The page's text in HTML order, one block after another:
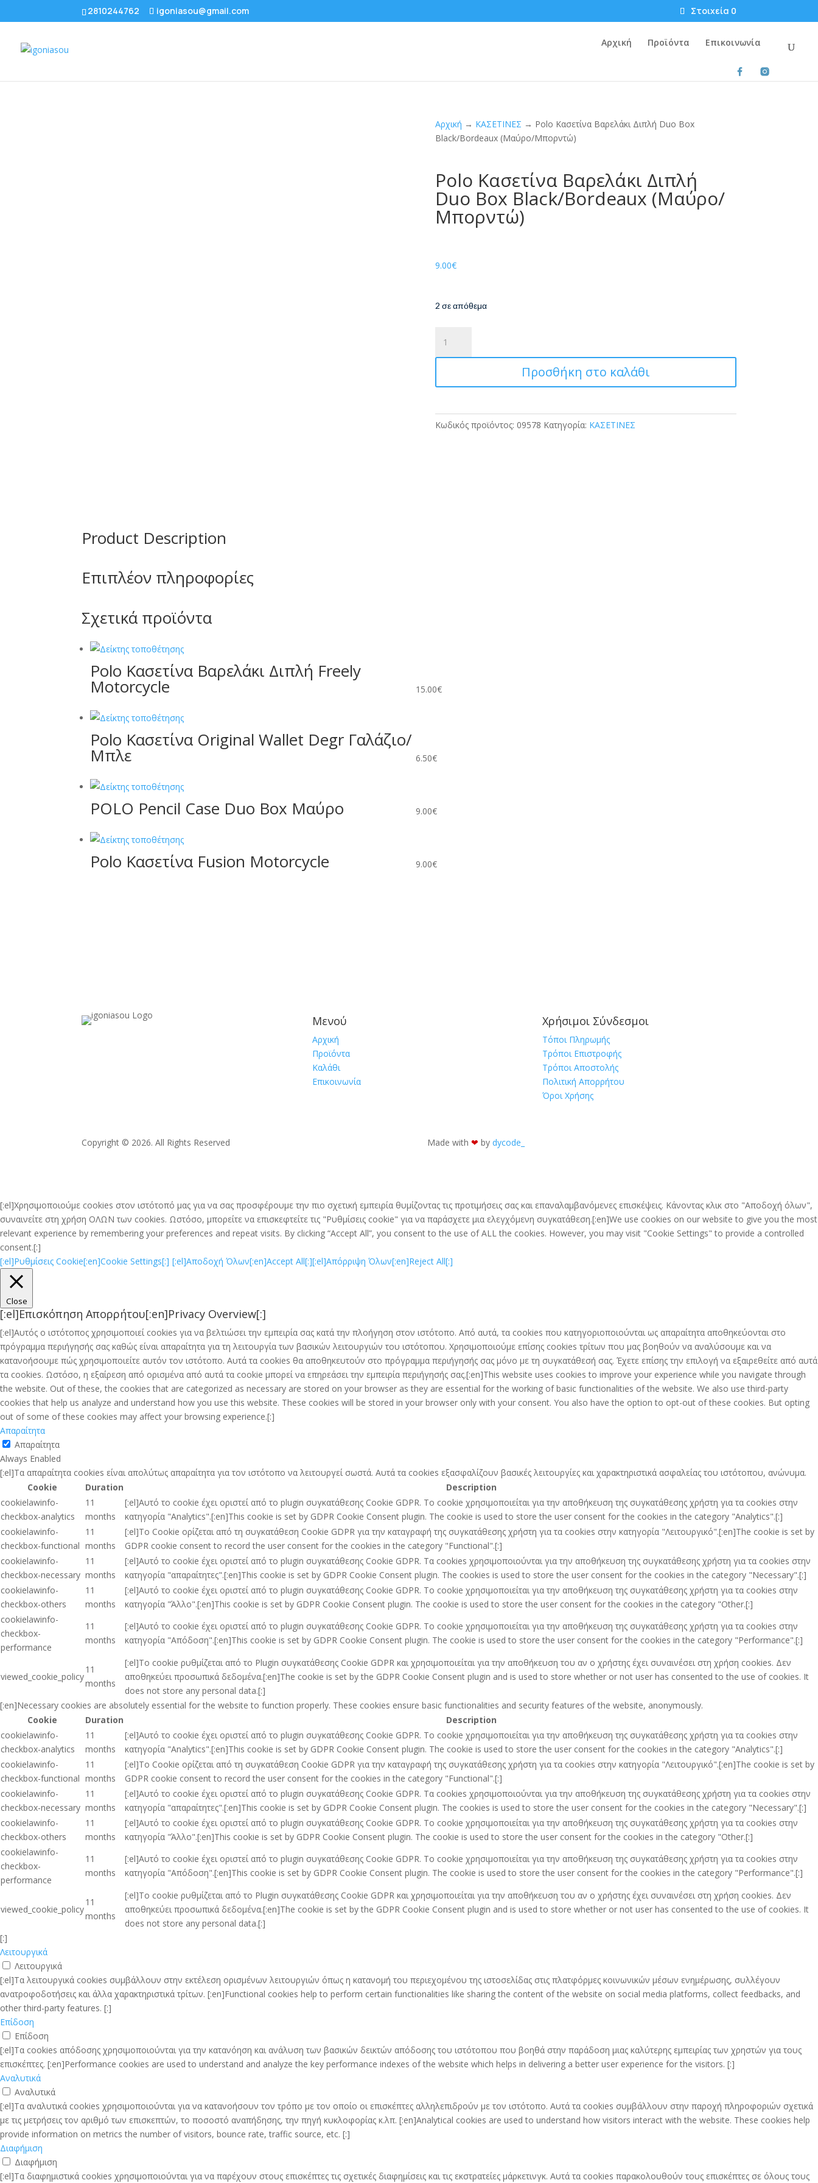
2810244762 igoniasou@gmail.com Στοιχεία 0
Αρχική Προϊόντα Επικοινωνία
Αρχική → ΚΑΣΕΤΙΝΕΣ → Polo Κασετίνα Βαρελάκι Διπλή Duo Box
Black/Bordeaux (Μαύρο/Μπορντώ)
Polo Κασετίνα Βαρελάκι Διπλή
Duo Box Black/Bordeaux (Μαύρο/
Μπορντώ)
9.00€
2 σε απόθεμα
Κασετίνα
Βαρελάκι
Duo
Black/Bordeaux
(Μαύρο/
Προσθήκη στο καλάθι
Κωδικός προϊόντος: 09578 Κατηγορία: ΚΑΣΕΤΙΝΕΣ
Product Description
Επιπλέον πληροφορίες
Σχετικά προϊόντα
Polo Κασετίνα Βαρελάκι Διπλή Freely
Motorcycle 15.00€
Polo Κασετίνα Original Wallet Degr Γαλάζιο/
Μπλε 6.50€
POLO Pencil Case Duo Box Μαύρο 9.00€
Polo Κασετίνα Fusion Motorcycle 9.00€
Μενού
Αρχική
Προϊόντα
Καλάθι
Επικοινωνία
Χρήσιμοι Σύνδεσμοι
Τόποι Πληρωμής
Τρόποι Επιστροφής
Τρόποι Αποστολής
Πολιτική Απορρήτου
Όροι Χρήσης
Copyright © 2026. All Rights Reserved Made with ❤︎ by dycode_
[:el]Χρησιμοποιούμε cookies στον ιστότοπό μας για να σας προσφέρουμε την πιο σχετική εμπειρία θυμίζοντας τις προτιμήσεις σας και επαναλαμβανόμενες επισκέψεις. Κάνοντας κλικ στο "Αποδοχή όλων",
συναινείτε στη χρήση ΟΛΩΝ των cookies. Ωστόσο, μπορείτε να επισκεφτείτε τις "Ρυθμίσεις cookie" για να παράσχετε μια ελεγχόμενη συγκατάθεση.[:en]We use cookies on our website to give you the most
relevant experience by remembering your preferences and repeat visits. By clicking “Accept All”, you consent to the use of ALL the cookies. However, you may visit "Cookie Settings" to provide a controlled
consent.[:]
[:el]Ρυθμίσεις Cookie[:en]Cookie Settings[:] [:el]Αποδοχή Όλων[:en]Accept All[:][:el]Απόρριψη Όλων[:en]Reject All[:]
Close
[:el]Επισκόπηση Απορρήτου[:en]Privacy Overview[:]
[:el]Αυτός ο ιστότοπος χρησιμοποιεί cookies για να βελτιώσει την εμπειρία σας κατά την πλοήγηση στον ιστότοπο. Από αυτά, τα cookies που κατηγοριοποιούνται ως απαραίτητα αποθηκεύονται στο
πρόγραμμα περιήγησής σας καθώς είναι απαραίτητα για τη λειτουργία των βασικών λειτουργιών του ιστότοπου. Χρησιμοποιούμε επίσης cookies τρίτων που μας βοηθούν να αναλύσουμε και να
κατανοήσουμε πώς χρησιμοποιείτε αυτόν τον ιστότοπο. Αυτά τα cookies θα αποθηκευτούν στο πρόγραμμα περιήγησής σας μόνο με τη συγκατάθεσή σας. Έχετε επίσης την επιλογή να εξαιρεθείτε από αυτά
τα cookies. Ωστόσο, η εξαίρεση από ορισμένα από αυτά τα cookie μπορεί να επηρεάσει την εμπειρία περιήγησής σας.[:en]This website uses cookies to improve your experience while you navigate through
the website. Out of these, the cookies that are categorized as necessary are stored on your browser as they are essential for the working of basic functionalities of the website. We also use third-party
cookies that help us analyze and understand how you use this website. These cookies will be stored in your browser only with your consent. You also have the option to opt-out of these cookies. But opting
out of some of these cookies may affect your browsing experience.[:]
Απαραίτητα
Απαραίτητα
Always Enabled
[:el]Τα απαραίτητα cookies είναι απολύτως απαραίτητα για τον ιστότοπο να λειτουργεί σωστά. Αυτά τα cookies εξασφαλίζουν βασικές λειτουργίες και χαρακτηριστικά ασφαλείας του ιστότοπου, ανώνυμα.
Cookie
Duration
Description
cookielawinfo-
checkbox-analytics
11
months
[:el]Αυτό το cookie έχει οριστεί από το plugin συγκατάθεσης Cookie GDPR. Το cookie χρησιμοποιείται για την αποθήκευση της συγκατάθεσης χρήστη για τα cookies στην
κατηγορία "Analytics".[:en]This cookie is set by GDPR Cookie Consent plugin. The cookie is used to store the user consent for the cookies in the category "Analytics".[:]
cookielawinfo-
checkbox-functional
11
months
[:el]Το Cookie ορίζεται από τη συγκατάθεση Cookie GDPR για την καταγραφή της συγκατάθεσης χρήστη για τα cookies στην κατηγορία "Λειτουργικό".[:en]The cookie is set by
GDPR cookie consent to record the user consent for the cookies in the category "Functional".[:]
cookielawinfo-
checkbox-necessary
11
months
[:el]Αυτό το cookie έχει οριστεί από το plugin συγκατάθεσης Cookie GDPR. Τα cookies χρησιμοποιούνται για την αποθήκευση της συγκατάθεσης χρήστη για τα cookies στην
κατηγορία "απαραίτητες".[:en]This cookie is set by GDPR Cookie Consent plugin. The cookies is used to store the user consent for the cookies in the category "Necessary".[:]
cookielawinfo-
checkbox-others
11
months
[:el]Αυτό το cookie έχει οριστεί από το plugin συγκατάθεσης Cookie GDPR. Το cookie χρησιμοποιείται για την αποθήκευση της συγκατάθεσης χρήστη για τα cookies στην
κατηγορία "Άλλο".[:en]This cookie is set by GDPR Cookie Consent plugin. The cookie is used to store the user consent for the cookies in the category "Other.[:]
cookielawinfo-
checkbox-
performance
11
months
[:el]Αυτό το cookie έχει οριστεί από το plugin συγκατάθεσης Cookie GDPR. Το cookie χρησιμοποιείται για την αποθήκευση της συγκατάθεσης χρήστη για τα cookies στην
κατηγορία "Απόδοση".[:en]This cookie is set by GDPR Cookie Consent plugin. The cookie is used to store the user consent for the cookies in the category "Performance".[:]
viewed_cookie_policy
11
months
[:el]Το cookie ρυθμίζεται από το Plugin συγκατάθεσης Cookie GDPR και χρησιμοποιείται για την αποθήκευση του αν ο χρήστης έχει συναινέσει στη χρήση cookies. Δεν
αποθηκεύει προσωπικά δεδομένα.[:en]The cookie is set by the GDPR Cookie Consent plugin and is used to store whether or not user has consented to the use of cookies. It
does not store any personal data.[:]
[:en]Necessary cookies are absolutely essential for the website to function properly. These cookies ensure basic functionalities and security features of the website, anonymously.
Cookie
Duration
Description
cookielawinfo-
checkbox-analytics
11
months
[:el]Αυτό το cookie έχει οριστεί από το plugin συγκατάθεσης Cookie GDPR. Το cookie χρησιμοποιείται για την αποθήκευση της συγκατάθεσης χρήστη για τα cookies στην
κατηγορία "Analytics".[:en]This cookie is set by GDPR Cookie Consent plugin. The cookie is used to store the user consent for the cookies in the category "Analytics".[:]
cookielawinfo-
checkbox-functional
11
months
[:el]Το Cookie ορίζεται από τη συγκατάθεση Cookie GDPR για την καταγραφή της συγκατάθεσης χρήστη για τα cookies στην κατηγορία "Λειτουργικό".[:en]The cookie is set by
GDPR cookie consent to record the user consent for the cookies in the category "Functional".[:]
cookielawinfo-
checkbox-necessary
11
months
[:el]Αυτό το cookie έχει οριστεί από το plugin συγκατάθεσης Cookie GDPR. Τα cookies χρησιμοποιούνται για την αποθήκευση της συγκατάθεσης χρήστη για τα cookies στην
κατηγορία "απαραίτητες".[:en]This cookie is set by GDPR Cookie Consent plugin. The cookies is used to store the user consent for the cookies in the category "Necessary".[:]
cookielawinfo-
checkbox-others
11
months
[:el]Αυτό το cookie έχει οριστεί από το plugin συγκατάθεσης Cookie GDPR. Το cookie χρησιμοποιείται για την αποθήκευση της συγκατάθεσης χρήστη για τα cookies στην
κατηγορία "Άλλο".[:en]This cookie is set by GDPR Cookie Consent plugin. The cookie is used to store the user consent for the cookies in the category "Other.[:]
cookielawinfo-
checkbox-
performance
11
months
[:el]Αυτό το cookie έχει οριστεί από το plugin συγκατάθεσης Cookie GDPR. Το cookie χρησιμοποιείται για την αποθήκευση της συγκατάθεσης χρήστη για τα cookies στην
κατηγορία "Απόδοση".[:en]This cookie is set by GDPR Cookie Consent plugin. The cookie is used to store the user consent for the cookies in the category "Performance".[:]
viewed_cookie_policy
11
months
[:el]Το cookie ρυθμίζεται από το Plugin συγκατάθεσης Cookie GDPR και χρησιμοποιείται για την αποθήκευση του αν ο χρήστης έχει συναινέσει στη χρήση cookies. Δεν
αποθηκεύει προσωπικά δεδομένα.[:en]The cookie is set by the GDPR Cookie Consent plugin and is used to store whether or not user has consented to the use of cookies. It
does not store any personal data.[:]
[:]
Λειτουργικά
Λειτουργικά
[:el]Τα λειτουργικά cookies συμβάλλουν στην εκτέλεση ορισμένων λειτουργιών όπως η κατανομή του περιεχομένου της ιστοσελίδας στις πλατφόρμες κοινωνικών μέσων ενημέρωσης, συλλέγουν
ανατροφοδοτήσεις και άλλα χαρακτηριστικά τρίτων. [:en]Functional cookies help to perform certain functionalities like sharing the content of the website on social media platforms, collect feedbacks, and
other third-party features. [:]
Επίδοση
Επίδοση
[:el]Τα cookies απόδοσης χρησιμοποιούνται για την κατανόηση και ανάλυση των βασικών δεικτών απόδοσης του ιστότοπου που βοηθά στην παράδοση μιας καλύτερης εμπειρίας των χρηστών για τους
επισκέπτες. [:en]Performance cookies are used to understand and analyze the key performance indexes of the website which helps in delivering a better user experience for the visitors. [:]
Αναλυτικά
Αναλυτικά
[:el]Τα αναλυτικά cookies χρησιμοποιούνται για να κατανοήσουν τον τρόπο με τον οποίο οι επισκέπτες αλληλεπιδρούν με τον ιστότοπο. Αυτά τα cookies συμβάλλουν στην παροχή πληροφοριών σχετικά
με τις μετρήσεις τον αριθμό των επισκεπτών, το ποσοστό αναπήδησης, την πηγή κυκλοφορίας κ.λπ. [:en]Analytical cookies are used to understand how visitors interact with the website. These cookies help
provide information on metrics the number of visitors, bounce rate, traffic source, etc. [:]
Διαφήμιση
Διαφήμιση
[:el]Τα διαφημιστικά cookies χρησιμοποιούνται για να παρέχουν στους επισκέπτες τις σχετικές διαφημίσεις και τις εκστρατείες μάρκετινγκ. Αυτά τα cookies παρακολουθούν τους επισκέπτες σε όλους τους